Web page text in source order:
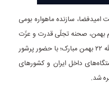
امیدفضا، سازنده ماهواره بومی
بهمن، صحنه تجلّی قدرت و عزّت
ملّتی است که ایستاده است و یوم‌الله ۲۲ بهمن مبارک؛ با حضور پرشور
داخل ایران و کشورهای
شد.